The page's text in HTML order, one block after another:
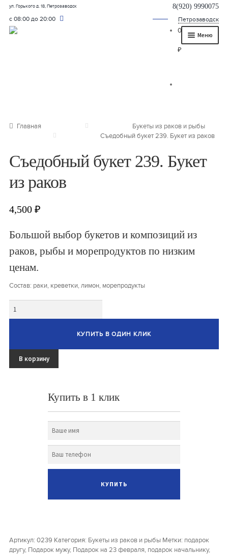
ул. Горького д. 18, Петрозаводск
с 08:00 до 20:00
8(920) 9990075
Петрозаводск
Меню
Букет из фруктов и овощей
Сладкие букеты из конфет
Букеты из сухофруктов и орехов
Овощные букеты
Детские букеты
Букет учителю
Съедобные Боксы Ящики
Букеты из раков и рыбы
0
₽
Главная
Букеты из раков и рыбы
Съедобный букет 239. Букет из раков
Съедобный букет 239. Букет
из раков
4,500₽
Большой выбор букетов и композиций из
раков, рыбы и морепродуктов по низким
ценам.
Состав: раки, креветки, лимон, морепродукты
КУПИТЬ В ОДИН КЛИК
В корзину
Купить в 1 клик
Артикул:0239 Категория: Букеты из раков и рыбы Метки: подарок
другу, Подарок мужу, Подарок на 23 февраля, подарок начальнику,